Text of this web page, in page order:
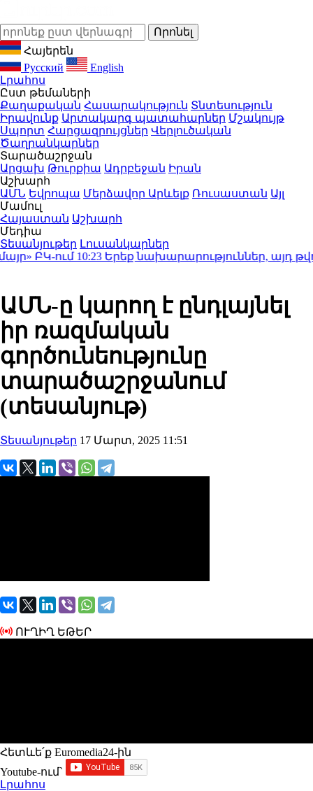
Հայերեն
Русский
English
Լրահոս
Ըստ թեմաների
Քաղաքական Հասարակություն Տնտեսություն
Իրավունք Արտակարգ պատահարներ Մշակույթ
Սպորտ Հարցազրույցներ Վերլուծական
Ծաղրանկարներ
Տարածաշրջան
Արցախ Թուրքիա Ադրբեջան Իրան
Աշխարհ
ԱՄՆ Եվրոպա Մերձավոր Արևելք Ռուսաստան Այլ
Մամուլ
Հայաստան Աշխարհ
Մեդիա
Տեսանյութեր Լուսանկարներ
ԲԿ-ում10:23Երեք նախարարություններ, այդ
ԱՄՆ-ը կարող է ընդլայնել
իր ռազմական
գործունեությունը
տարածաշրջանում
(տեսանյութ)
Տեսանյութեր 17 Մարտ, 2025 11:51
ՈՒՂԻՂ ԵԹԵՐ
Հետևե՛ք Euromedia24-ին
Youtube-ում`
Լրահոս